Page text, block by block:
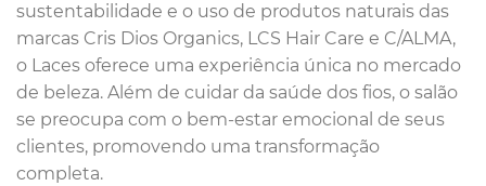
sustentabilidade e o uso de produtos naturais das
marcas Cris Dios Organics, LCS Hair Care e C/ALMA,
o Laces oferece uma experiência única no mercado
de beleza. Além de cuidar da saúde dos fios, o salão
se preocupa com o bem-estar emocional de seus
clientes, promovendo uma transformação
completa.